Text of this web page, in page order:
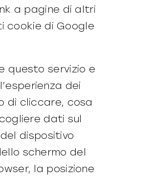
a pagine di altri
cookie di Google
questo servizio e
dei
di cliccare, cosa
dati sul
dispositivo
schermo del
la posizione